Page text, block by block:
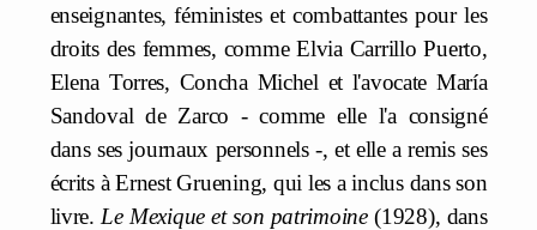
enseignantes, féministes et combattantes pour les
droits des femmes, comme Elvia Carrillo Puerto,
Elena Torres, Concha Michel et l'avocate María
Sandoval de Zarco - comme elle l'a consigné
dans ses journaux personnels -, et elle a remis ses
écrits à Ernest Gruening, qui les a inclus dans son
livre. Le Mexique et son patrimoine(1928), dans